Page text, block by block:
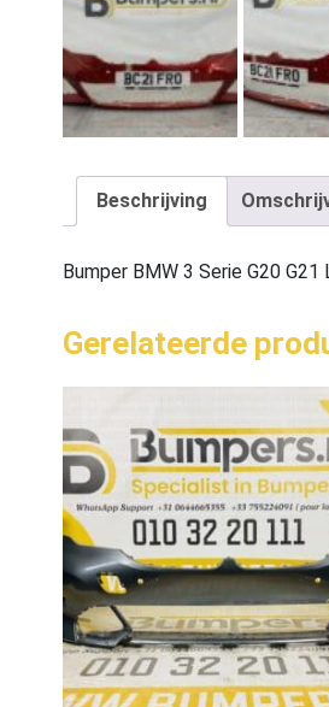
Beschrijving
Bumper BMW 3 Serie G20
Gerelateerde